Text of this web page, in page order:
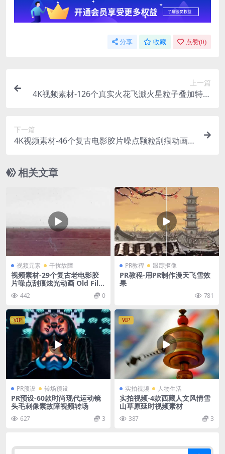
分享 收藏 点赞(0)
上一篇
4K视频素材-126个真实火花飞溅火星粒子叠加特效
下一篇
4K视频素材-46个复古电影胶片噪点颗粒刮痕动画 V
相关文章
视频元素 干扰故障
视频素材-29个复古老电影胶
片噪点刮痕炫光动画 Old Film
Look Effects
442 0
PR教程 跟踪抠像
PR教程-用PR制作漫天飞雪效
果
781
VIP
PR预设 转场预设
PR预设-60款时尚现代运动镜
头毛刺像素故障视频转场
627 3
VIP
实拍视频 人物生活
实拍视频-4款西藏人文风情雪
山草原延时视频素材
387 3